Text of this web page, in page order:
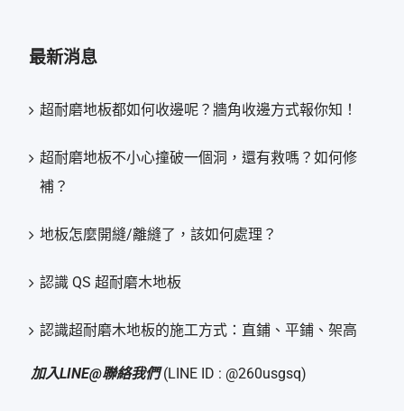
最新消息
超耐磨地板都如何收邊呢？牆角收邊方式報你知！
超耐磨地板不小心撞破一個洞，還有救嗎？如何修
補？
地板怎麼開縫/離縫了，該如何處理？
認識 QS 超耐磨木地板
認識超耐磨木地板的施工方式：直鋪、平鋪、架高
加入LINE@聯絡我們(LINE ID : @260usgsq)